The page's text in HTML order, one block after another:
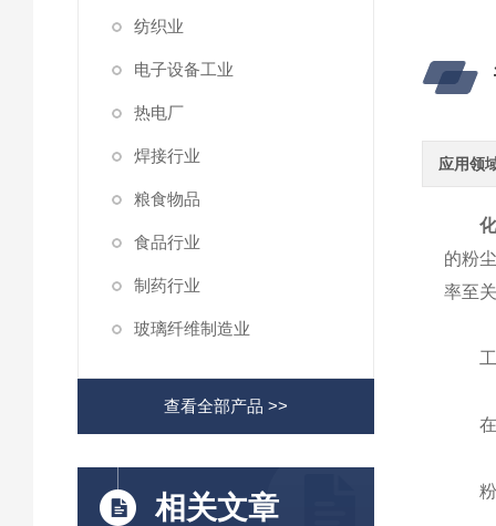
纺织业
电子设备工业
热电厂
焊接行业
粮食物品
食品行业
制药行业
玻璃纤维制造业
查看全部产品 >>
相关文章
应用领
的粉
率至
工
在选
粉